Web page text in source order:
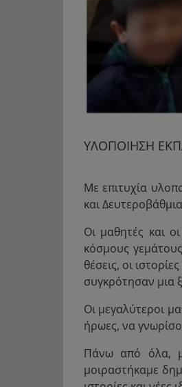
ΥΛΟΠΟΙΗΣΗ
Με επιτυχία
και
Οι μαθητές και
κόσμους
θέσεις, οι
συγκρότησαν μια
Οι μεγαλύτεροι
ήρωες, να
Πάνω από όλα,
μοιραστήκαμε